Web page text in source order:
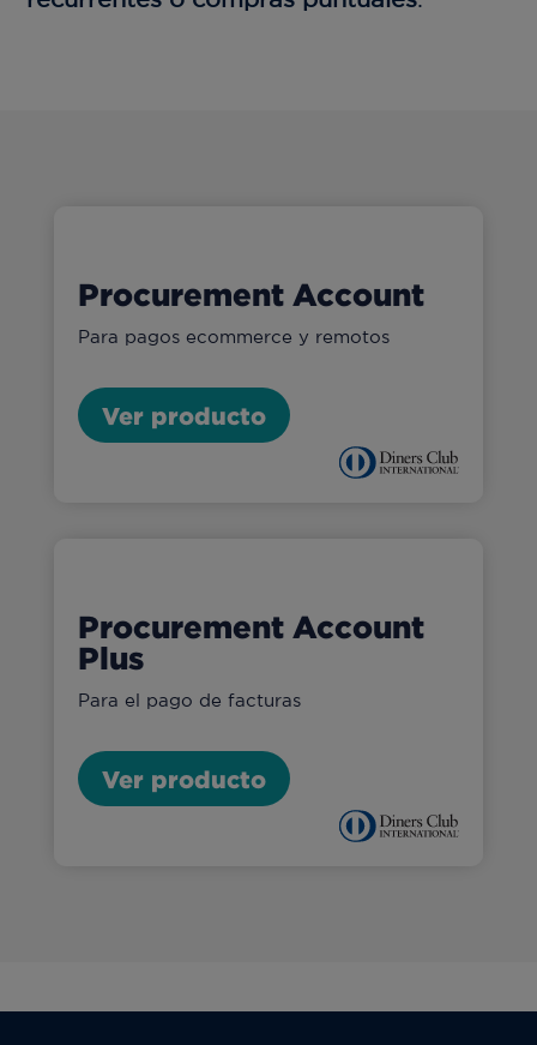
Procurement Account
Para pagos ecommerce y remotos
Ver producto
Procurement Account
Plus
Para el pago de facturas
Ver producto